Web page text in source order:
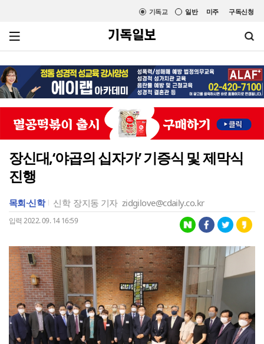
미주 구독신청
일반
기독교
장신대,‘야곱의 십자가’ 기증식 및 제막식
진행
목회·신학 신학 장지동 기자 zidgilove@cdaily.co.kr
입력 2022. 09. 14 16:59